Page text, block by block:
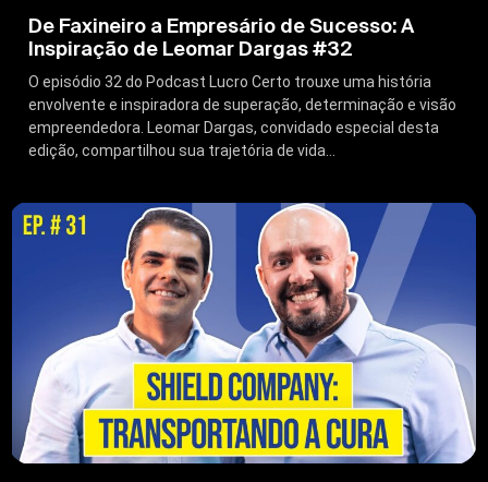
De Faxineiro a Empresário de Sucesso: A
Inspiração de Leomar Dargas #32
O episódio 32 do Podcast Lucro Certo trouxe uma história
envolvente e inspiradora de superação, determinação e visão
empreendedora. Leomar Dargas, convidado especial desta
edição, compartilhou sua trajetória de vida...